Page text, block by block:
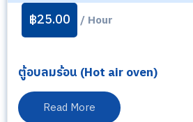
฿25.00 / Hour
ตู้อบลมร้อน (Hot air oven)
Read More